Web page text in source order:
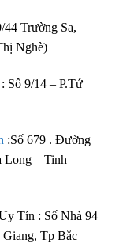
44 Trường Sa,
Nghè)
: Số 9/14 – P.Tứ
:Số 679 . Đường
Long – Tinh
Tín : Số Nhà 94
Tp Bắc